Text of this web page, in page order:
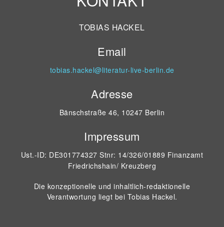
TOBIAS HACKEL
Email
tobias.hackel@literatur-live-berlin.de
Adresse
Bänschstraße 46, 10247 Berlin
Impressum
Ust.-ID: DE301774327 Stnr: 14/326/01889 Finanzamt
Friedrichshain/ Kreuzberg
Die konzeptionelle und inhaltlich-redaktionelle
Verantwortung liegt bei Tobias Hackel.